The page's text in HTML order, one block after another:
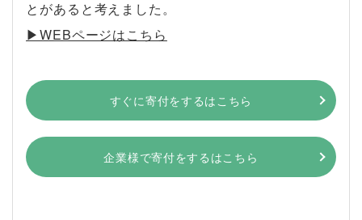
とがあると考えました。
▶︎WEBページはこちら
すぐに寄付をするはこちら
企業様で寄付をするはこちら